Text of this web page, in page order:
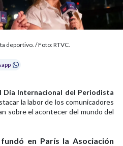
deportivo. / Foto: RTVC.
Día Internacional del Periodista
la labor de los comunicadores
sobre el acontecer del mundo del
en París la Asociación